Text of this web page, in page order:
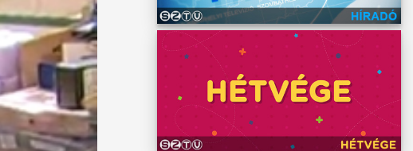
vannak
a
lehet